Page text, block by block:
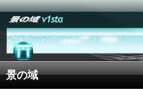
景の域
搜
索